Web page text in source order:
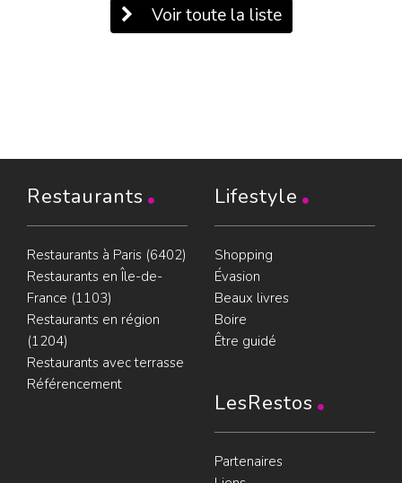
Voir toute la liste
Restaurants
Restaurants à Paris (6402)
Restaurants en Île-de-
France (1103)
Restaurants en région
(1204)
Restaurants avec terrasse
Référencement
Lifestyle
Shopping
Évasion
Beaux livres
Boire
Être guidé
LesRestos
Partenaires